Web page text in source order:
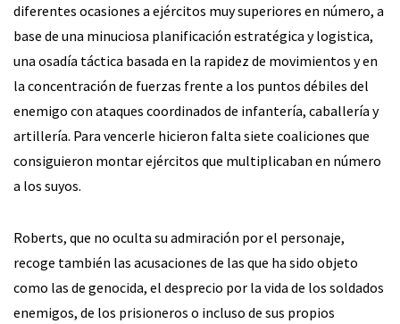
diferentes ocasiones a ejércitos muy superiores en número, a
base de una minuciosa planificación estratégica y logistica,
una osadía táctica basada en la rapidez de movimientos y en
la concentración de fuerzas frente a los puntos débiles del
enemigo con ataques coordinados de infantería, caballería y
artillería. Para vencerle hicieron falta siete coaliciones que
consiguieron montar ejércitos que multiplicaban en número
a los suyos.
Roberts, que no oculta su admiración por el personaje,
recoge también las acusaciones de las que ha sido objeto
como las de genocida, el desprecio por la vida de los soldados
enemigos, de los prisioneros o incluso de sus propios